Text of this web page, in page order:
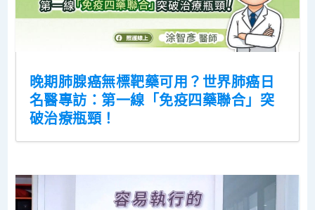
晚期肺腺癌無標靶藥可用？世界肺癌日
名醫專訪：第一線「免疫四藥聯合」突
破治療瓶頸！